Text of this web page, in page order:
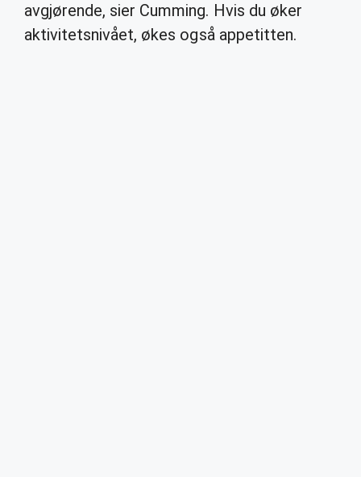
avgjørende, sier Cumming. Hvis du øker
aktivitetsnivået, økes også appetitten.